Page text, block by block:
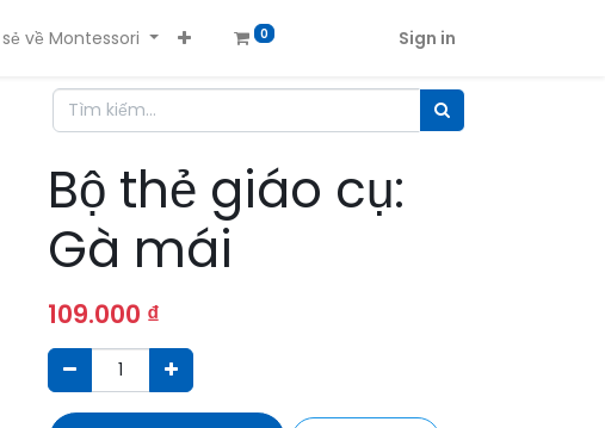
về Montessori 0 Sign in
Bộ thẻ giáo cụ:
Gà mái
109.000 ₫